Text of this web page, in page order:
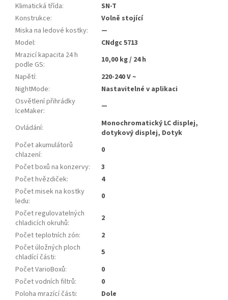
Klimatická třída:
SN-T
Konstrukce:
Volně stojící
Miska na ledové kostky:
—
Model:
CNdgc 5713
Mrazicí kapacita 24 h
podle GS:
10,00 kg / 24 h
Napětí:
220-240 V ~
NightMode:
Nastavitelné v aplikaci
Osvětlení přihrádky
IceMaker: —
Ovládání:
Monochromatický LC displej,
dotykový displej, Dotyk
Počet akumulátorů
chlazení:
0
Počet boxů na konzervy:
3
Počet hvězdiček:
4
Počet misek na kostky
ledu:
0
Počet regulovatelných
chladicích okruhů:
2
Počet teplotních zón:
2
Počet úložných ploch
chladící části:
5
Počet VarioBoxů:
0
Počet vodních filtrů:
0
Poloha mrazící části:
Dole